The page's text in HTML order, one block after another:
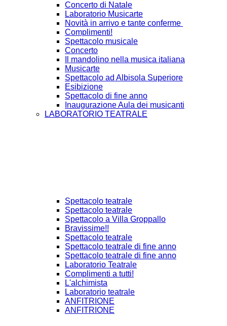
Concerto di Natale
Laboratorio Musicarte
Novità in arrivo e tante conferme
Complimenti!
Spettacolo musicale
Concerto
Il mandolino nella musica italiana
Musicarte
Spettacolo ad Albisola Superiore
Esibizione
Spettacolo di fine anno
Inaugurazione Aula dei musicanti
LABORATORIO TEATRALE
Spettacolo teatrale
Spettacolo teatrale
Spettacolo a Villa Groppallo
Bravissime!!
Spettacolo teatrale
Spettacolo teatrale di fine anno
Spettacolo teatrale di fine anno
Laboratorio Teatrale
Complimenti a tutti!
L'alchimista
Laboratorio teatrale
ANFITRIONE
ANFITRIONE